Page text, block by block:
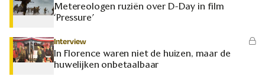
Metereologen ruziën over D-Day in film
‘Pressure’
Interview
In Florence waren niet de huizen, maar de
huwelijken onbetaalbaar